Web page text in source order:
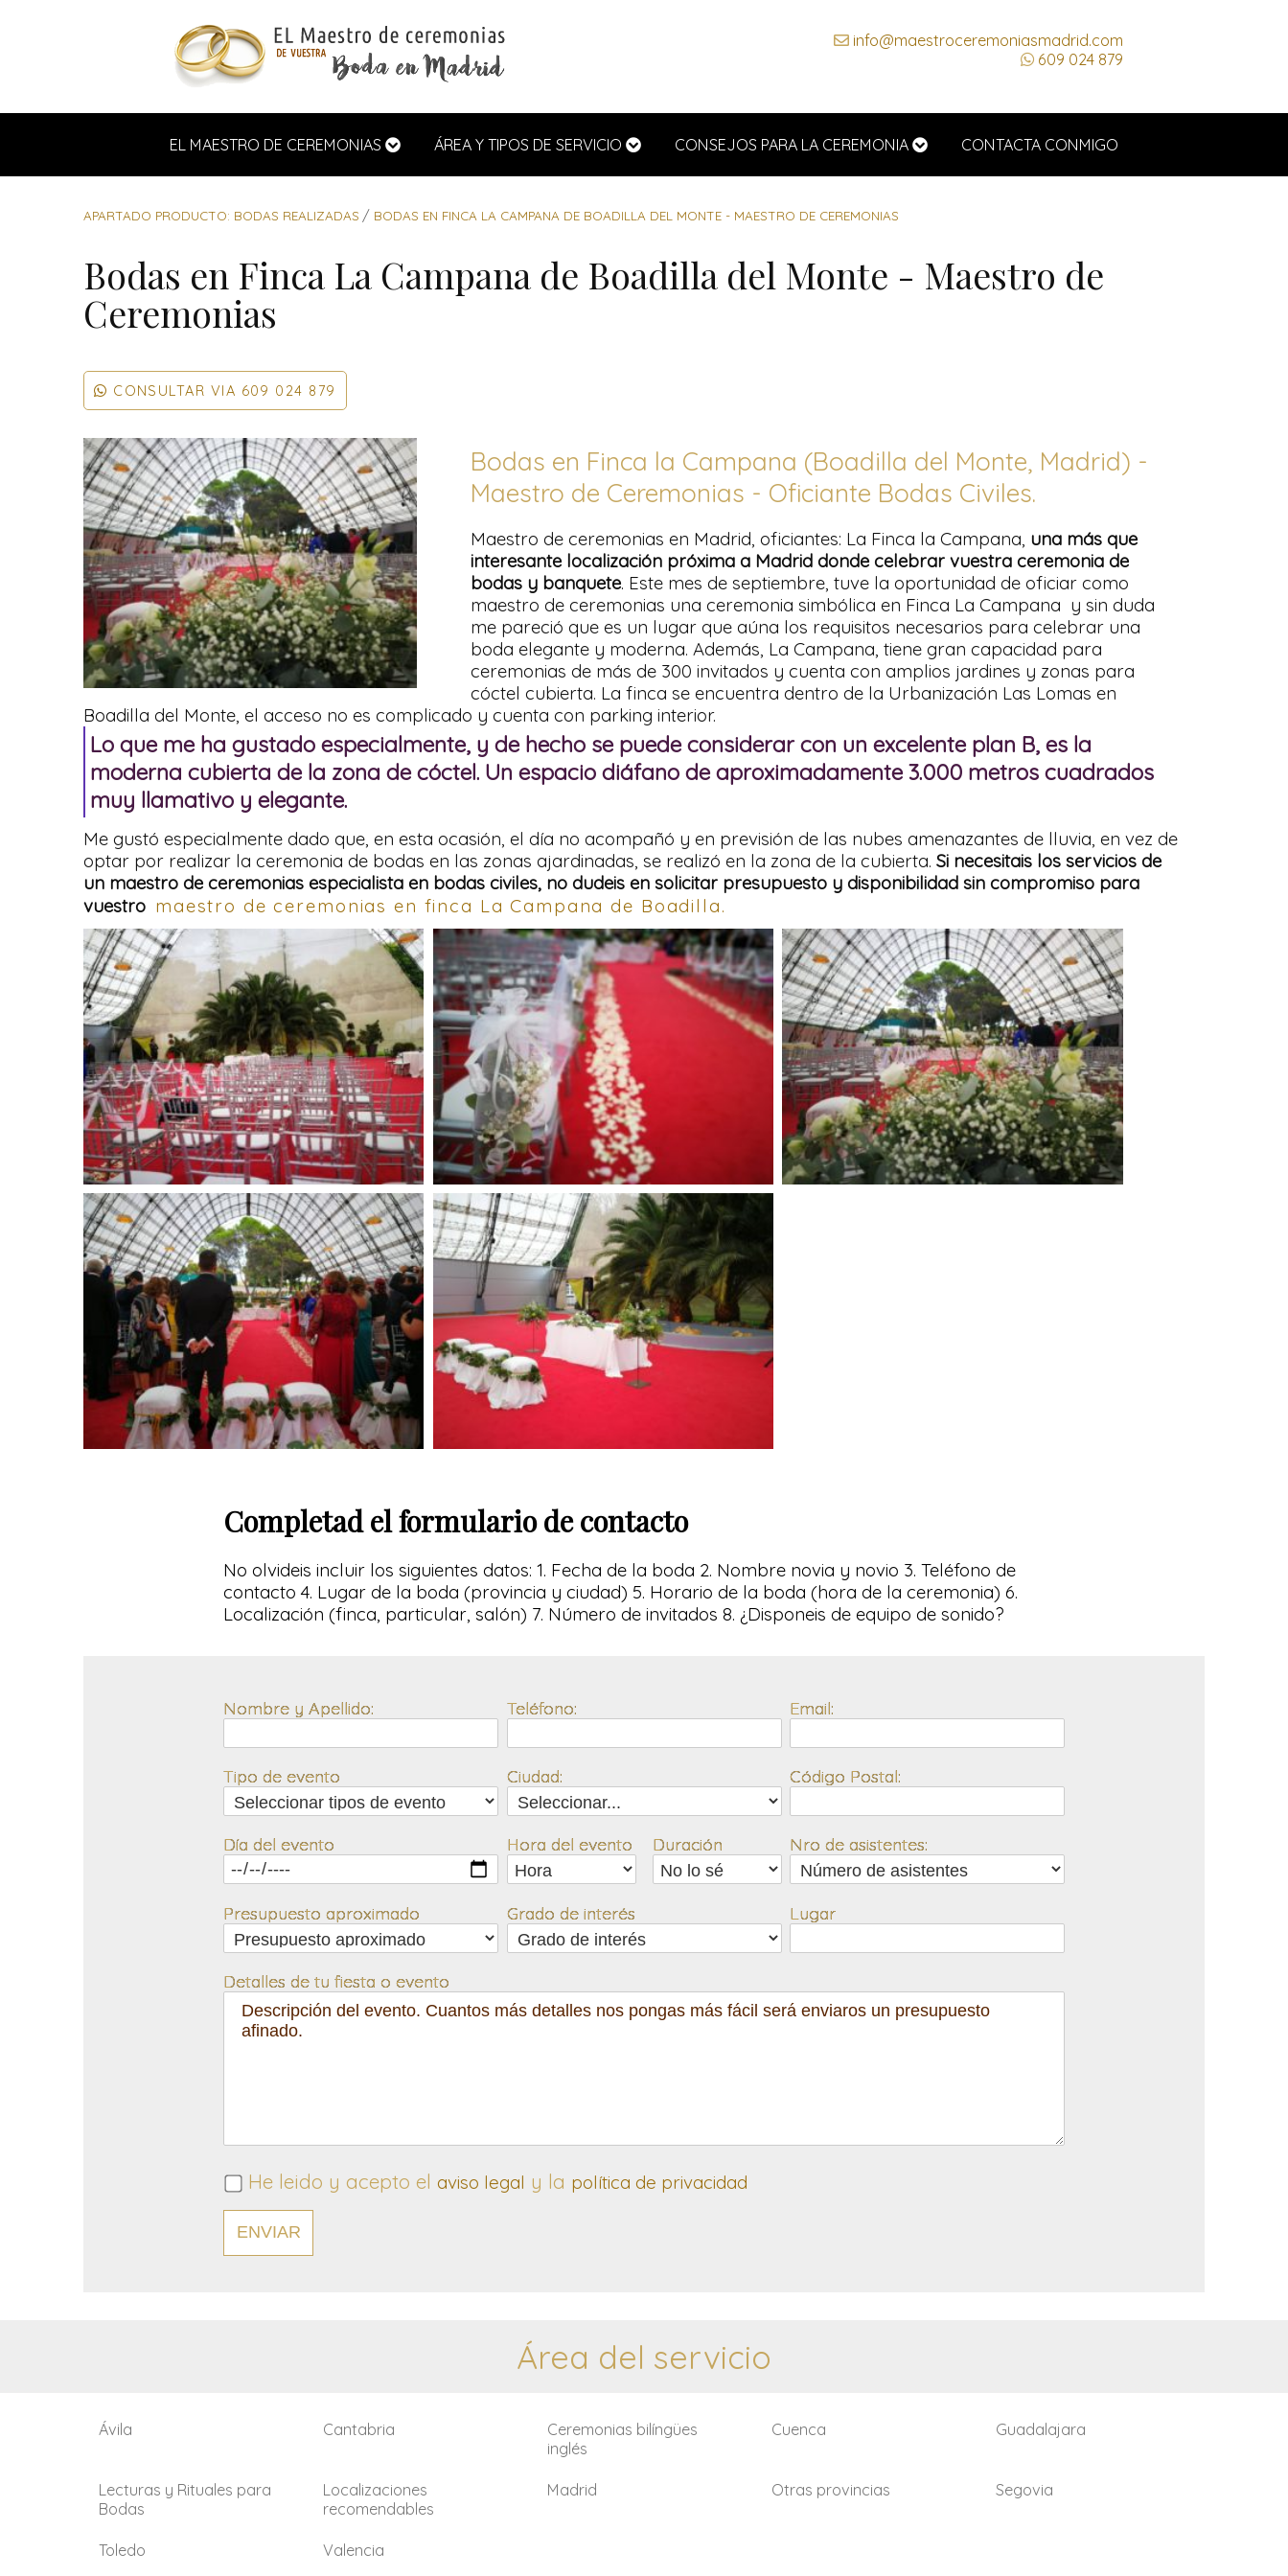
info@maestroceremoniasmadrid.com
609 024 879
EL MAESTRO DE CEREMONIAS ÁREA Y TIPOS DE SERVICIO CONSEJOS PARA LA CEREMONIA CONTACTA CONMIGO
APARTADO PRODUCTO: BODAS REALIZADAS BODAS EN FINCA LA CAMPANA DE BOADILLA DEL MONTE - MAESTRO DE CEREMONIAS
Bodas en Finca La Campana de Boadilla del Monte - Maestro de
Ceremonias
CONSULTAR VIA 609 024 879
Bodas en Finca la Campana (Boadilla del Monte, Madrid) -
Maestro de Ceremonias - Oficiante Bodas Civiles.
Maestro de ceremonias en Madrid, oficiantes: La Finca la Campana, una más que
interesante localización próxima a Madrid donde celebrar vuestra ceremonia de
bodas y banquete. Este mes de septiembre, tuve la oportunidad de oficiar como
maestro de ceremonias una ceremonia simbólica en Finca La Campana y sin duda
me pareció que es un lugar que aúna los requisitos necesarios para celebrar una
boda elegante y moderna. Además, La Campana, tiene gran capacidad para
ceremonias de más de 300 invitados y cuenta con amplios jardines y zonas para
cóctel cubierta. La finca se encuentra dentro de la Urbanización Las Lomas en
Boadilla del Monte, el acceso no es complicado y cuenta con parking interior.
Lo que me ha gustado especialmente, y de hecho se puede considerar con un excelente plan B, es la
moderna cubierta de la zona de cóctel. Un espacio diáfano de aproximadamente 3.000 metros cuadrados
muy llamativo y elegante.
Me gustó especialmente dado que, en esta ocasión, el día no acompañó y en previsión de las nubes amenazantes de lluvia, en vez de
optar por realizar la ceremonia de bodas en las zonas ajardinadas, se realizó en la zona de la cubierta. Si necesitais los servicios de
un maestro de ceremonias especialista en bodas civiles, no dudeis en solicitar presupuesto y disponibilidad sin compromiso para
vuestro maestro de ceremonias en finca La Campana de Boadilla.
Completad el formulario de contacto
No olvideis incluir los siguientes datos: 1. Fecha de la boda 2. Nombre novia y novio 3. Teléfono de
contacto 4. Lugar de la boda (provincia y ciudad) 5. Horario de la boda (hora de la ceremonia) 6.
Localización (finca, particular, salón) 7. Número de invitados 8. ¿Disponeis de equipo de sonido?
Nombre y Apellido: Teléfono: Email:
Tipo de evento Ciudad: Código Postal:
Día del evento Hora del evento Duración Nro de asistentes:
Presupuesto aproximado Grado de interés Lugar
Detalles de tu fiesta o evento
He leido y acepto elaviso legal y la política de privacidad
ENVIAR
Área del servicio
Ávila Cantabria
Ceremonias bilíngües
inglés
Cuenca Guadalajara
Lecturas y Rituales para
Bodas
Localizaciones
recomendables
Madrid Otras provincias Segovia
Toledo Valencia